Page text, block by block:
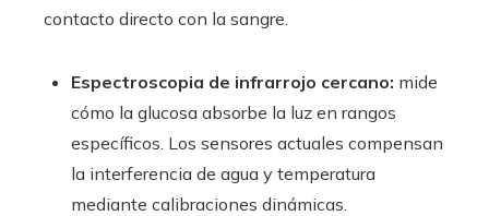
contacto directo con la sangre.
Espectroscopia de infrarrojo cercano: mide
cómo la glucosa absorbe la luz en rangos
específicos. Los sensores actuales compensan
la interferencia de agua y temperatura
mediante calibraciones dinámicas.